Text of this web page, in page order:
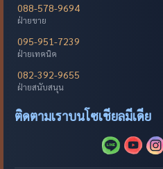
088-578-9694
ฝ่ายขาย
095-951-7239
ฝ่ายเทคนิค
082-392-9655
ฝ่ายสนับสนุน
ติดตามเราบนโซเชียลมีเดีย